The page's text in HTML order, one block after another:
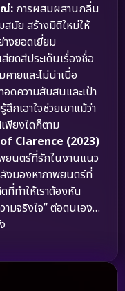
ณ์: การผสมผสานกลิ่น
มัย สร้างมิติใหม่ให้
งยอดเยี่ยม
ยดสีประเด็นเรื่องชื่อ
ายและไม่น่าเบื่อ
อดความสับสนและเป้า
กเอาใจช่วยเขาแม้ว่า
พียงใดก็ตาม
Clarence (2023)
ยนตร์ที่รักในงานแนว
งมองหาภาพยนตร์ที่
ทำให้เราต้องหัน
มจริงใจ” ต่อตนเอง…